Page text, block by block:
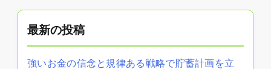
最新の投稿
強いお金の信念と規律ある戦略で貯蓄計画を立